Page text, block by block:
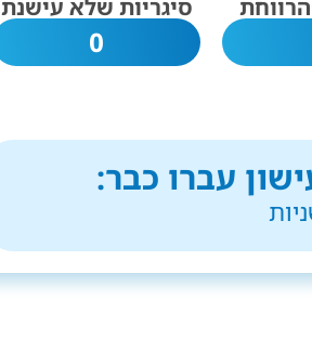
סיגריות שלא עישנת
0
עברו כבר: